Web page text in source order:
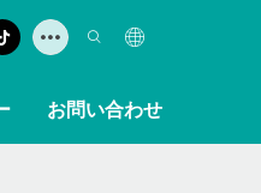
お問い合わせ